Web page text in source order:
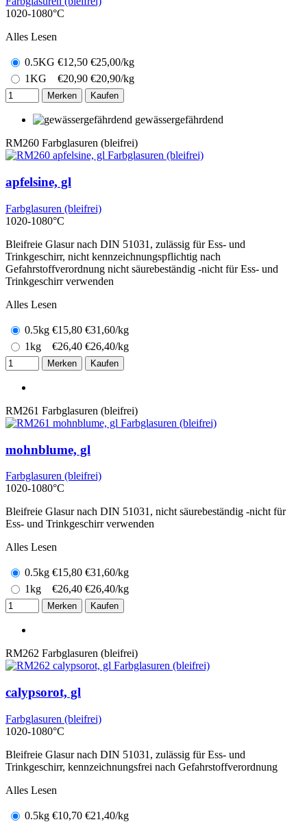
1020-1080°C
Alles Lesen
0.5KG €12,50 €25,00/kg
1KG
€20,90 €20,90/kg
Merken Kaufen
gewässergefährdend
RM260 Farbglasuren (bleifrei)
apfelsine, gl
Farbglasuren (bleifrei)
1020-1080°C
Bleifreie Glasur nach DIN 51031, zulässig für Ess- und
Trinkgeschirr, nicht kennzeichnungspflichtig nach
Gefahrstoffverordnung nicht säurebeständig -nicht für Ess- und
Trinkgeschirr verwenden
Alles Lesen
0.5kg €15,80 €31,60/kg
1kg
€26,40 €26,40/kg
Merken Kaufen
RM261 Farbglasuren (bleifrei)
mohnblume, gl
Farbglasuren (bleifrei)
1020-1080°C
Bleifreie Glasur nach DIN 51031, nicht säurebeständig -nicht für
Ess- und Trinkgeschirr verwenden
Alles Lesen
0.5kg €15,80 €31,60/kg
1kg
€26,40 €26,40/kg
Merken Kaufen
RM262 Farbglasuren (bleifrei)
calypsorot, gl
Farbglasuren (bleifrei)
1020-1080°C
Bleifreie Glasur nach DIN 51031, zulässig für Ess- und
Trinkgeschirr, kennzeichnungsfrei nach Gefahrstoffverordnung
Alles Lesen
0.5kg €10,70 €21,40/kg